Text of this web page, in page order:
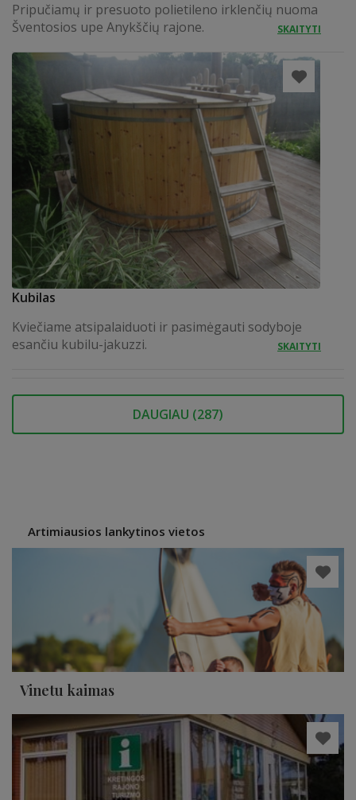
Pripučiamų ir presuoto polietileno irklenčių nuoma
Šventosios upe Anykščių rajone.
SKAITYTI
Kubilas
Kviečiame atsipalaiduoti ir pasimėgauti sodyboje
esančiu kubilu-jakuzzi.
SKAITYTI
DAUGIAU (287)
Artimiausios lankytinos vietos
Vinetu kaimas